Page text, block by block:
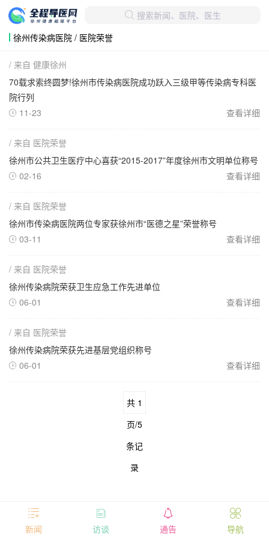
 搜索新闻、医院、医生
徐州传染病医院 / 医院荣誉
/ 来自 健康徐州
70载求索终圆梦!徐州市传染病医院成功跃入三级甲等传染病专科医
院行列
 11-23 查看详细
/ 来自 医院荣誉
徐州市公共卫生医疗中心喜获“2015-2017”年度徐州市文明单位称号
 02-16 查看详细
/ 来自 医院荣誉
徐州市传染病医院两位专家获徐州市“医德之星”荣誉称号
 03-11 查看详细
/ 来自 医院荣誉
徐州传染病院荣获卫生应急工作先进单位
 06-01 查看详细
/ 来自 医院荣誉
徐州传染病院荣获先进基层党组织称号
 06-01 查看详细
共 1
页/5
条记
录

新闻

访谈

通告

导航